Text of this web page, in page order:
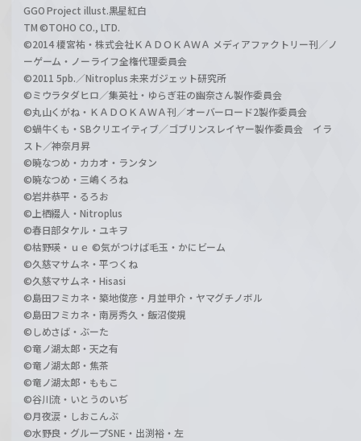
GGO Project illust.黒星紅白
TM ©TOHO CO., LTD.
©2014 榎宮祐・株式会社ＫＡＤＯＫＡＷＡ メディアファクトリー刊／ノ
ーゲーム・ノーライフ全権代理委員会
©2011 5pb.／Nitroplus 未来ガジェット研究所
©ミウラタダヒロ／集英社・ゆらぎ荘の幽奈さん製作委員会
©丸山くがね・ＫＡＤＯＫＡＷＡ刊／オーバーロード2製作委員会
©蝸牛くも・SBクリエイティブ／ゴブリンスレイヤー製作委員会 イラ
スト／神奈月昇
©暁なつめ・カカオ・ランタン
©暁なつめ・三嶋くろね
©岩井恭平・るろお
©上栖綴人・Nitroplus
©春日部タケル・ユキヲ
©枯野瑛・ｕｅ ©気がつけば毛玉・かにビーム
©久慈マサムネ・平つくね
©久慈マサムネ・Hisasi
©島田フミカネ・築地俊彦・月並甲介・ヤマグチノボル
©島田フミカネ・南房秀久・飯沼俊規
©しめさば・ぶーた
©竜ノ湖太郎・天之有
©竜ノ湖太郎・焦茶
©竜ノ湖太郎・ももこ
©谷川流・いとうのいぢ
©月夜涙・しおこんぶ
©水野良・グループSNE・出渕裕・左